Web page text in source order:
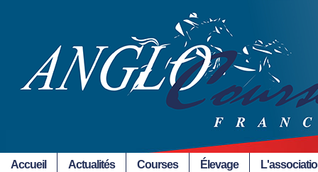
Accueil Actualités Courses Élevage